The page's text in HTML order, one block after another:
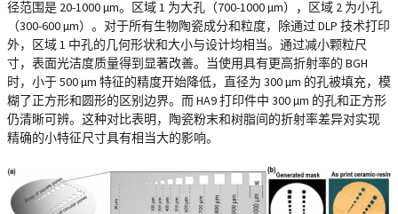
径范围是 20-1000 µm。区域 1 为大孔（700-1000 µm），区域 2 为小孔
（300-600 µm）。对于所有生物陶瓷成分和粒度，除通过 DLP 技术打印
外，区域 1 中孔的几何形状和大小与设计均相当。通过减小颗粒尺
寸，表面光洁度质量得到显著改善。当使用具有更高折射率的 BGH
时，小于 500 µm 特征的精度开始降低，直径为 300 µm 的孔被填充，模
糊了正方形和圆形的区别边界。而 HA9 打印件中 300 µm 的孔和正方形
仍清晰可辨。这种对比表明，陶瓷粉末和树脂间的折射率差异对实现
精确的小特征尺寸具有相当大的影响。